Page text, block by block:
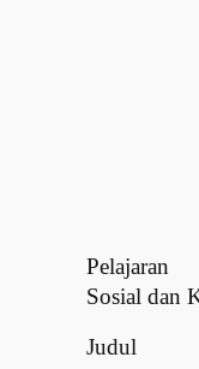
Pelajaran
Sosial dan
Judul